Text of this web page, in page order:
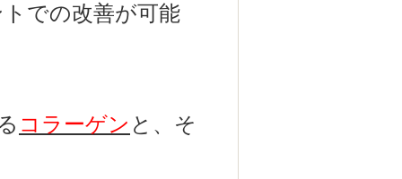
での改善が可能
コラーゲン と、そ